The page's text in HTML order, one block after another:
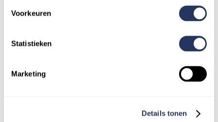
Voorkeuren
Statistieken
Marketing
Details tonen
definitieve verwijdering van accounts (en/of
11. Wijzigingen van de voorwaarden
11.2 De meest recente versie is altijd beschikbaar via